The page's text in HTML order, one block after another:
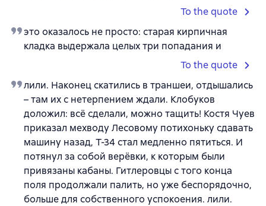
To the quote
это оказалось не просто: старая кирпичная
кладка выдержала целых три попадания и
To the quote
лили. Наконец скатились в траншеи, отдышались
– там их с нетерпением ждали. Клобуков
доложил: всё сделали, можно тащить! Костя Чуев
приказал мехводу Лесовому потихоньку сдавать
машину назад, Т-34 стал медленно пятиться. И
потянул за собой верёвки, к которым были
привязаны кабаны. Гитлеровцы с того конца
поля продолжали палить, но уже беспорядочно,
больше для собственного успокоения. лили.